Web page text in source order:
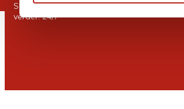
Stel je vraag in de chat, en we helpen je
verder. 24/7